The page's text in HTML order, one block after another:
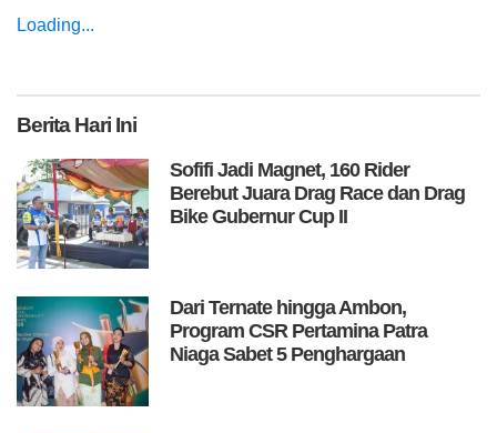
Loading...
BeritaHari Ini
Sofifi Jadi Magnet, 160 Rider
Berebut Juara Drag Race dan Drag
Bike Gubernur Cup II
Dari Ternate hingga Ambon,
Program CSR Pertamina Patra
Niaga Sabet 5 Penghargaan